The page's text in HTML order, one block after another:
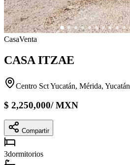
CasaVenta
CASA ITZAE
Centro Sct Yucatán, Mérida, Yucatán
$ 2,250,000/MXN
Compartir
3dormitorios